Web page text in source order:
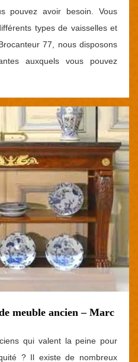
pouvez avoir besoin. Vous
types de vaisselles et
77, nous disposons
auxquels vous pouvez
meuble ancien – Marc
qui valent la peine pour
? Il existe de nombreux